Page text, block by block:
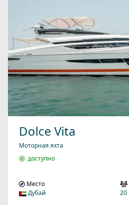
Dolce Vita
Моторная яхта
доступно
Место
Дубай
20